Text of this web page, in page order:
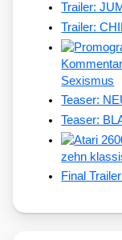
Trailer:
Trailer:
Sexismus
Teaser:
Teaser:
zehn
Final